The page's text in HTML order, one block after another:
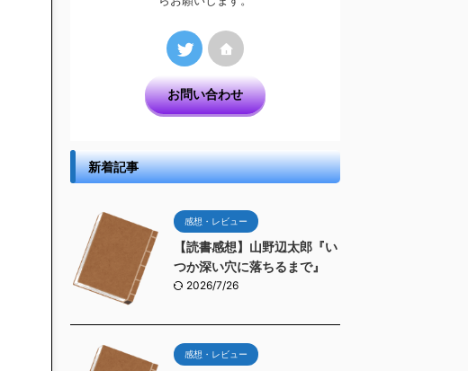
お問い合わせ
新着記事
感想・レビュー
【読書感想】山野辺太郎『い
つか深い穴に落ちるまで』
2026/7/26
感想・レビュー